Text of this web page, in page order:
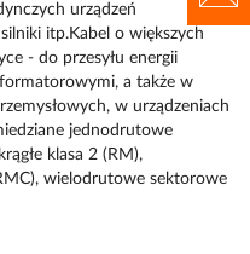
urządzeń
itp.Kabel o większych
- do przesyłu energii
a także w
w urządzeniach
jednodrutowe
klasa 2 (RM),
wielodrutowe sektorowe